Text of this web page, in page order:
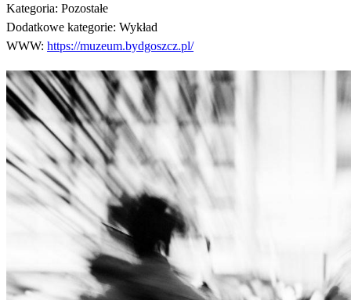
Kategoria: Pozostałe
Dodatkowe kategorie: Wykład
WWW: https://muzeum.bydgoszcz.pl/